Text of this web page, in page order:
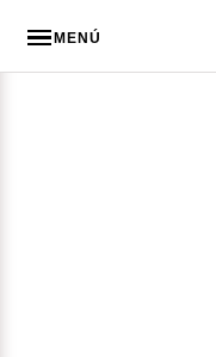
MENÚ